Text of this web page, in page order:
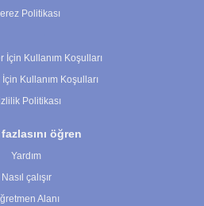
Politikası
İçin Kullanım Koşulları
Kullanım Koşulları
Politikası
öğren
Yardım
Nasıl çalışır
Alanı